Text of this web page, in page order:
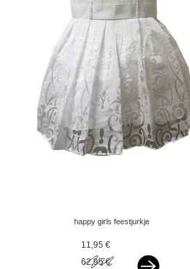
happy girls feestjurkje
11,95 €
62,95 €